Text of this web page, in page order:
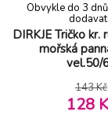
DIRKJE Tričko kr.
mořská
vel.50/
Obvykle do 3
143 Kč
128